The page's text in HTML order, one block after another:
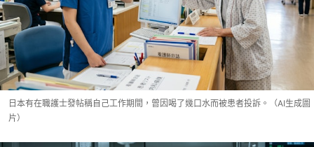
日本有在職護士發帖稱自己工作期間，曾因喝了幾口水而被患者投訴。（AI生成圖
片）